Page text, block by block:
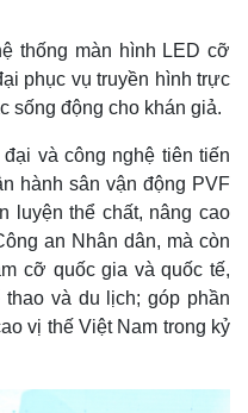
a
n
i
n
m
n
P
c
t
e
n
thống màn hình LED cỡ
phục vụ truyền hình trực
sống động cho khán giả.
và công nghệ tiên tiến
hành sân vận động PVF
luyện thể chất, nâng cao
an Nhân dân, mà còn
cỡ quốc gia và quốc tế,
và du lịch; góp phần
vị thế Việt Nam trong kỷ